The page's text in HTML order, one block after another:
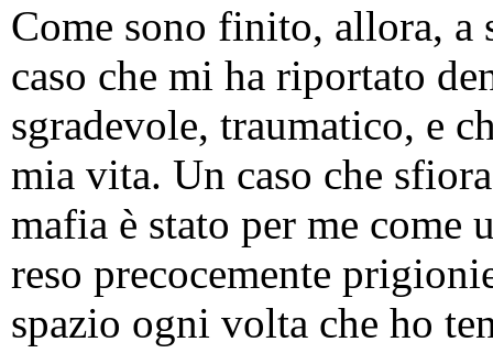
Come sono finito, allora, a
caso che mi ha riportato
sgradevole, traumatico, e
mia vita. Un caso che
mafia è stato per me come
reso precocemente
spazio ogni volta che ho